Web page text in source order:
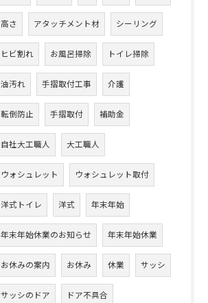
高さ アタッチメント材 シーリング
ヒビ割れ お風呂掃除 トイレ掃除
油汚れ 手摺取付工事 介護
転倒防止 手摺取付 補助金
自社大工職人 大工職人
ウォシュレット ウォシュレット取付
洋式トイレ 洋式 年末年始
年末年始休業のお知らせ 年末年始休業
お休みの案内 お休み 休業 サッシ
サッシのドア ドア不具合